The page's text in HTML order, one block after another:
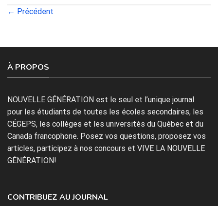
← Précédent
À PROPOS
NOUVELLE GÉNÉRATION est le seul et l’unique journal
pour les étudiants de toutes les écoles secondaires, les
CÉGEPS, les collèges et les universités du Québec et du
Canada francophone. Posez vos questions, proposez vos
articles, participez à nos concours et VIVE LA NOUVELLE
GÉNÉRATION!
CONTRIBUEZ AU JOURNAL